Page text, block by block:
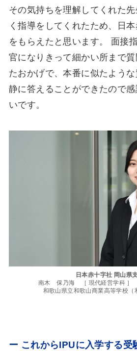
その気持ちを理解してくれた
く指導をしてくれたため、日
をもらえたと思います。 面接
官になりきって細かい所まで
たおかげで、本番に似たよう
静に答えることができたので
いです。
日本赤十字社 岡山県
南木 保乃海 ［ 現代経営学科 ］
和歌山県立和歌山商業高等学校（
ー これからIPUに入学する受